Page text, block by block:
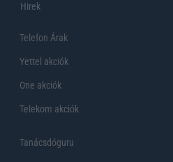
Hirek
Telefon Árak
Yettel akciók
One akciók
Telekom akciók
Tanácsdóguru